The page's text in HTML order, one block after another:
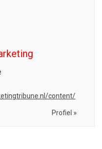
content/
Profiel »